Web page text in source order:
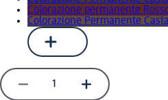
Colorazione permanente
Colorazione Permanente